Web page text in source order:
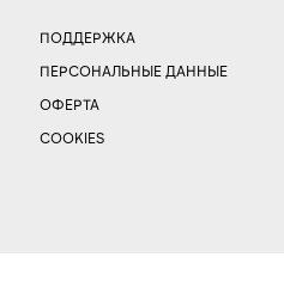
ПОДДЕРЖКА
ПЕРСОНАЛЬНЫЕ ДАННЫЕ
ОФЕРТА
COOKIES